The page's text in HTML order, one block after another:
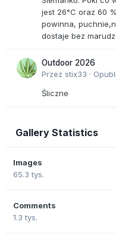
jest 26°C oraz 60
powinna,
dostaje bez
Outdoor 2026
Przez stix33 ·
Śliczne
Gallery Statistics
Images
65.3 tys.
Comments
1.3 tys.